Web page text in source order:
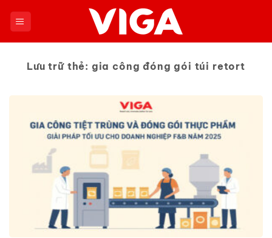
Lưu trữ thẻ: gia công đóng gói túi retort